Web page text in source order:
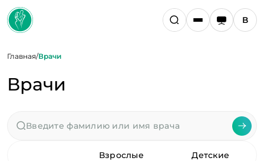
Главная/Врачи
Врачи
Взрослые Детские